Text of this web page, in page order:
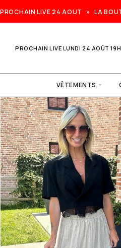
PROCHAIN LIVE 24 AOUT » LA
PROCHAIN LIVE LUNDI 24 AOÛT
VÊTEMENTS